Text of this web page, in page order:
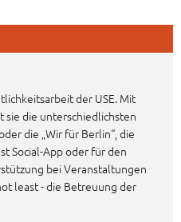
der USE. Mit
sie die unterschiedlichsten
die „Wir für Berlin“, die
Social-App oder für den
bei Veranstaltungen
least - die Betreuung der